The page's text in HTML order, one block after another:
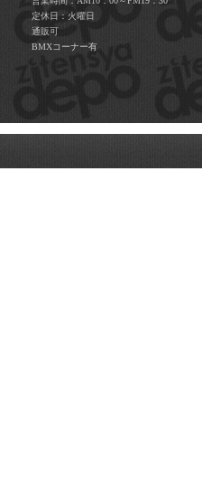
定休日：火曜日
通販可
BMXコーナー有